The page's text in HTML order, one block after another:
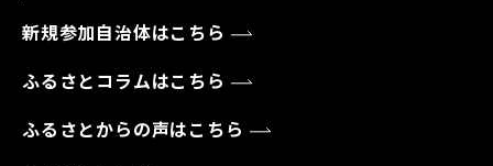
新規参加自治体はこちら
ふるさとコラムはこちら
ふるさとからの声はこちら